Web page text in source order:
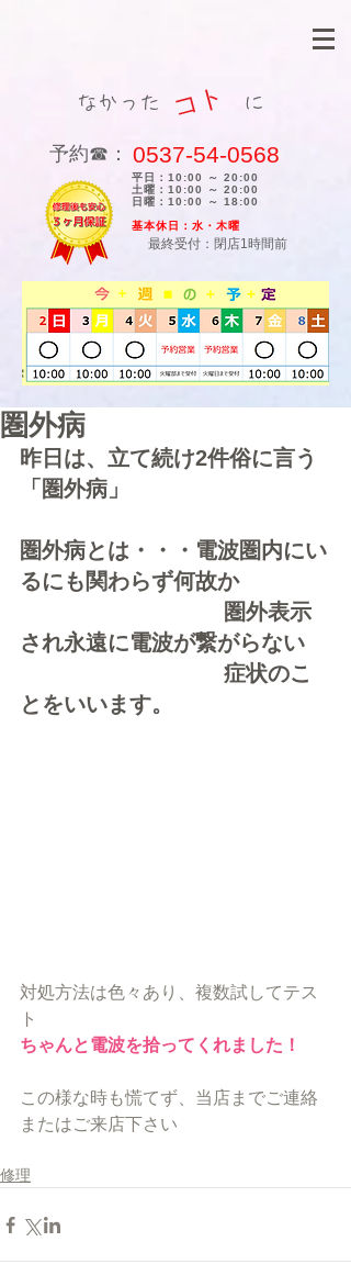
コト
なかった に
​予約☎： 0537-54-0568
平日：10:00 ～ 20:00
土曜：10:00 ～ 20:00
日曜：10:00 ～ 18:00
​基本休日：水・木曜
最終受付：閉店1時間前
圏外病
昨日は、立て続け2件俗に言う
「圏外病」
圏外病とは ・・・電波圏内にい
るにも関わらず何故か
圏外表示
され永遠に電波が繋がらない
症状のこ
とをいいます。
対処方法は色々あり、複数試してテス
ト
ちゃんと電波を拾ってくれました！
この様な時も慌てず、当店までご連絡
またはご来店下さい
修理